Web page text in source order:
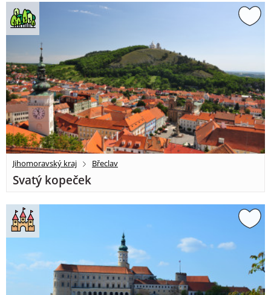
Jihomoravský kraj Břeclav
Svatý kopeček